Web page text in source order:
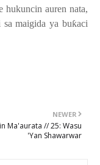
hukuncin auren nata,
maigida ya buƙaci
NEWER
Ma'aurata // 25: Wasu
'Yan Shawarwar